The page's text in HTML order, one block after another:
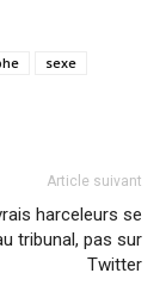
sexe
Article suivant
harceleurs se
tribunal, pas sur
Twitter